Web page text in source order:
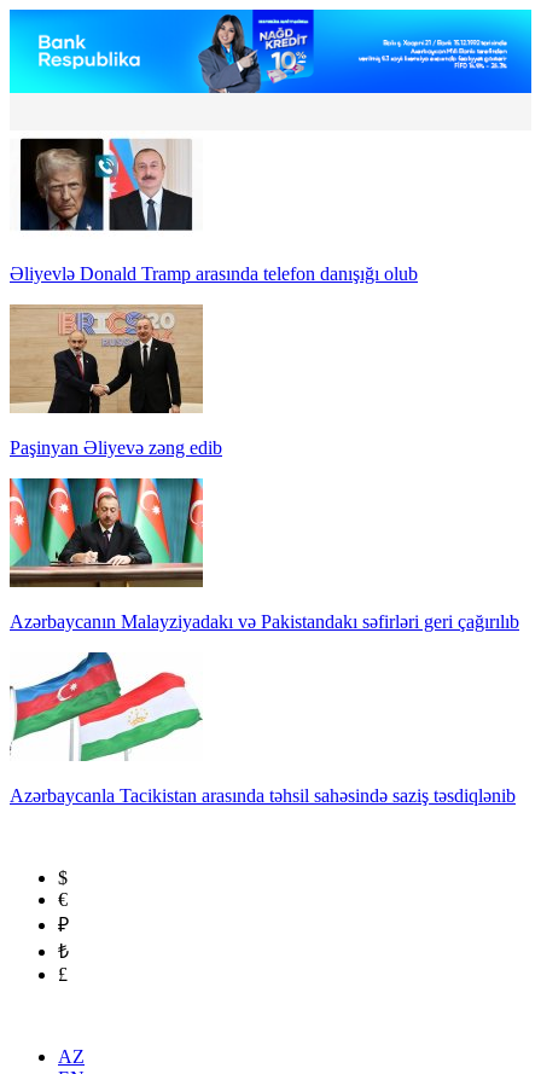
Əliyevlə Donald Tramp arasında telefon danışığı olub
Paşinyan Əliyevə zəng edib
Azərbaycanın Malayziyadakı və Pakistandakı səfirləri geri çağırılıb
Azərbaycanla Tacikistan arasında təhsil sahəsində saziş təsdiqlənib
$
€
₽
₺
£
AZ